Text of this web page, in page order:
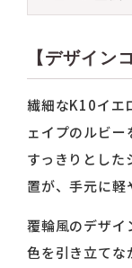
【デザイン
繊細なK10イエ
ェイプのルビー
すっきりとした
置が、手元に軽
覆輪風のデザイ
色を引き立てな